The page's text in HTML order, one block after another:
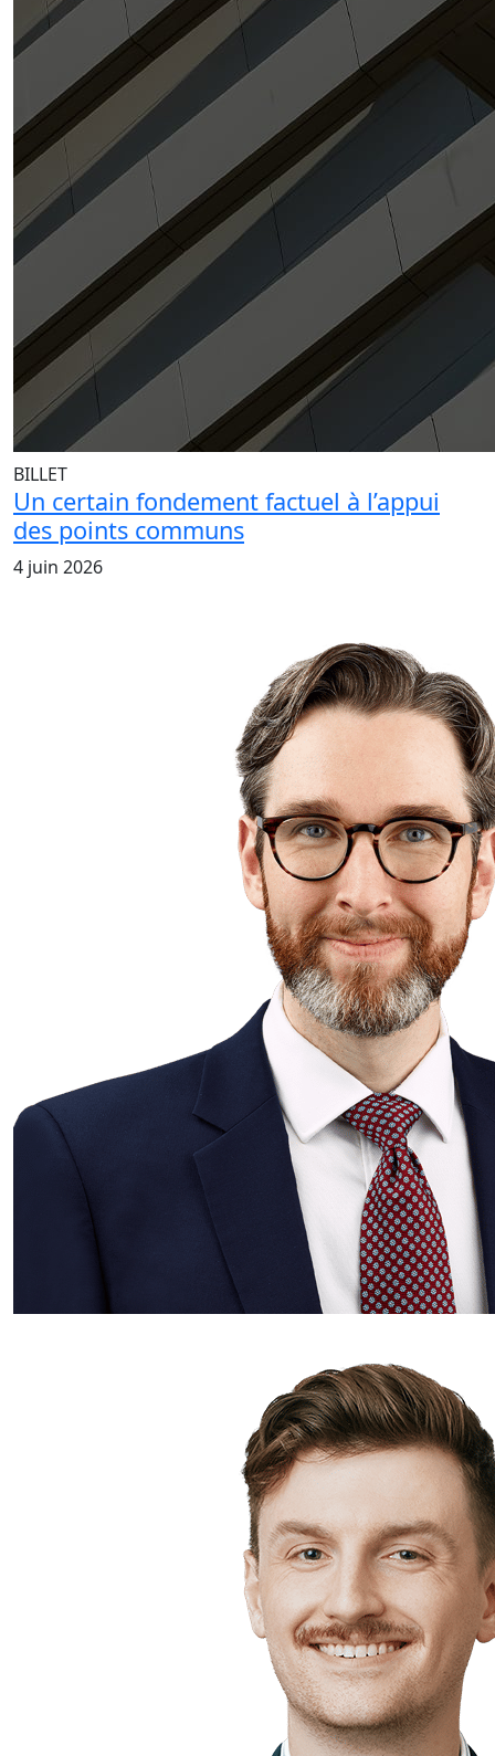
BILLET
Un certain fondement factuel à l’appui
des points communs
4 juin 2026